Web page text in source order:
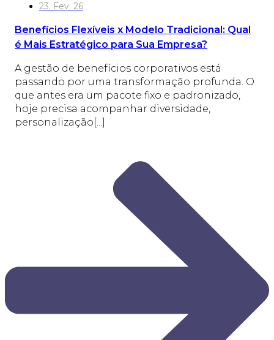
23. Fev. 26
Benefícios Flexíveis x Modelo Tradicional: Qual
é Mais Estratégico para Sua Empresa?
A gestão de benefícios corporativos está
passando por uma transformação profunda. O
que antes era um pacote fixo e padronizado,
hoje precisa acompanhar diversidade,
personalização[...]